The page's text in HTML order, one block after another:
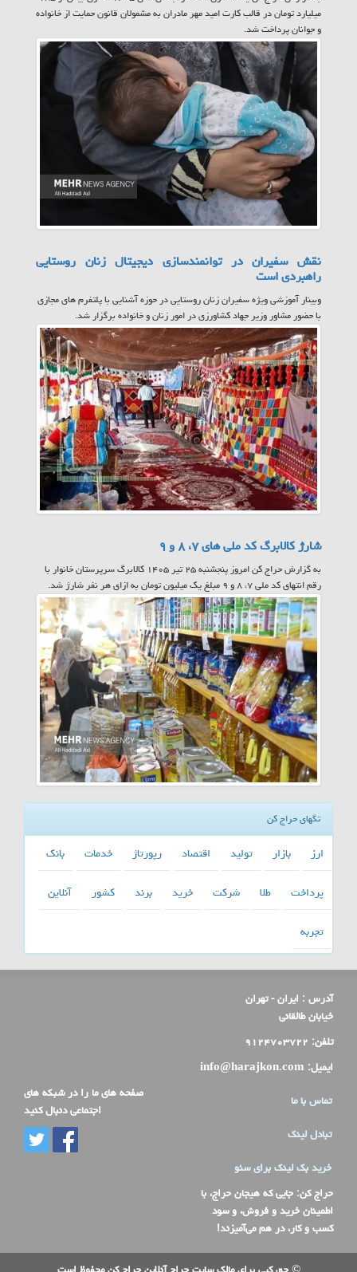
میلیارد تومان در قالب کارت امید مهر مادران به مشمولان قانون حمایت از خانواده
و جوانان پرداخت شد.
نقش سفیران در توانمندسازی دیجیتال زنان روستایی
راهبردی است
وبینار آموزشی ویژه سفیران زنان روستایی در حوزه آشنایی با پلتفرم های مجازی
با حضور مشاور وزیر جهاد کشاورزی در امور زنان و خانواده برگزار شد.
شارژ کالابرگ کد ملی های ۷، ۸ و ۹
به گزارش حراج کن امروز پنجشنبه ۲۵ تیر ۱۴۰۵ کالابرگ سرپرستان خانوار با
رقم انتهای کد ملی ۷، ۸ و ۹ مبلغ یک میلیون تومان به ازای هر نفر شارژ شد.
تگهای حراج کن
ارز بازار تولید اقتصاد رپورتاژ خدمات
بانك
پرداخت
طلا شركت خرید برند كشور
آنلاین
تجربه
آدرس : ایران - تهران
خیابان طالقانی
تلفن: ۹۱۲۴۷۰۳۷۲۲
ایمیل: info@harajkon.com
تماس با ما
تبادل لینک
خرید بک لینک برای سئو
حراج کن: جایی که هیجان حراج، با
اطمینان خرید و فروش، و سود
کسب و کار، در هم می‌آمیزند!
صفحه های ما را در شبکه های
اجتماعی دنبال کنید